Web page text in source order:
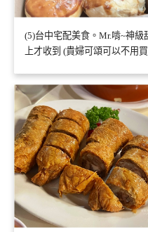
(5)台中宅配美食。Mr.啃~神
上才收到 (貴婦可頌可以不用